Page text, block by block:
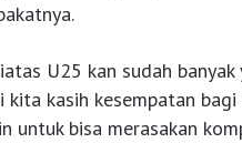
U25 kan sudah banyak
kita kasih kesempatan bagi
untuk bisa merasakan